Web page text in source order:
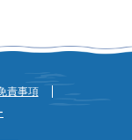
責事項